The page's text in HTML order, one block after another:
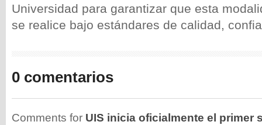
Universidad para garantizar que esta
se realice bajo estándares de calidad,
0 comentarios
Comments for UIS inicia oficialmente el primer